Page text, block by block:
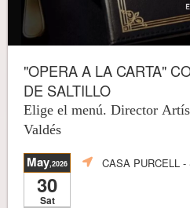
"OPERA A LA CARTA"
DE SALTILLO
Elige el menú. Director
Valdés
May,2026
30
Sat
CASA PURCELL -